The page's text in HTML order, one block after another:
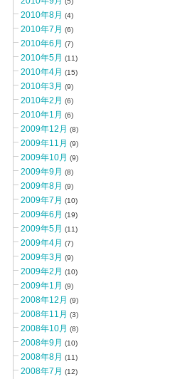
2010年8月 (4)
2010年7月 (6)
2010年6月 (7)
2010年5月 (11)
2010年4月 (15)
2010年3月 (9)
2010年2月 (6)
2010年1月 (6)
2009年12月 (8)
2009年11月 (9)
2009年10月 (9)
2009年9月 (8)
2009年8月 (9)
2009年7月 (10)
2009年6月 (19)
2009年5月 (11)
2009年4月 (7)
2009年3月 (9)
2009年2月 (10)
2009年1月 (9)
2008年12月 (9)
2008年11月 (3)
2008年10月 (8)
2008年9月 (10)
2008年8月 (11)
2008年7月 (12)